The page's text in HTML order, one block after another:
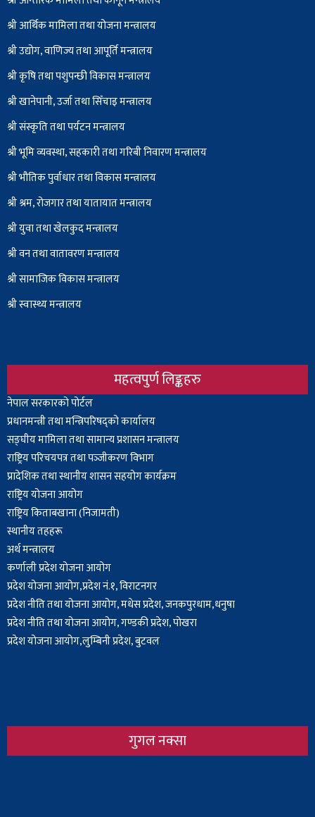
श्री आर्थिक मामिला तथा योजना मन्त्रालय
श्री उद्योग, वाणिज्य तथा आपूर्ति मन्त्रालय
श्री कृषि तथा पशुपन्छी विकास मन्त्रालय
श्री खानेपानी, उर्जा तथा सिँचाइ मन्त्रालय
श्री संस्कृति तथा पर्यटन मन्त्रालय
श्री भूमि व्यवस्था, सहकारी तथा गरिबी निवारण मन्त्रालय
श्री भौतिक पुर्वाधार तथा विकास मन्त्रालय
श्री श्रम, रोजगार तथा यातायात मन्त्रालय
श्री युवा तथा खेलकुद मन्त्रालय
श्री वन तथा वातावरण मन्त्रालय
श्री सामाजिक विकास मन्त्रालय
श्री स्वास्थ्य मन्त्रालय
महत्वपुर्ण लिङ्कहरु
Body
नेपाल सरकारको पोर्टल
प्रधानमन्त्री तथा मन्त्रिपरिषद्को कार्यालय
सङ्घीय मामिला तथा सामान्य प्रशासन मन्त्रालय
राष्ट्रिय परिचयपत्र तथा पञ्‍जीकरण विभाग
प्रादेशिक तथा स्थानीय शासन सहयोग कार्यक्रम
राष्ट्रिय योजना आयोग
राष्ट्रिय किताबखाना (निजामती)
स्थानीय तहहरू
अर्थ मन्त्रालय
कर्णाली प्रदेश योजना आयोग
प्रदेश योजना आयोग,प्रदेश नं.१, विराटनगर
प्रदेश नीति तथा योजना आयोग, मधेस प्रदेश, जनकपुरधाम,धनुषा
प्रदेश नीति तथा योजना आयोग, गण्डकी प्रदेश, पोखरा
प्रदेश योजना आयोग,लुम्बिनी प्रदेश, बुटवल
गुगल नक्सा